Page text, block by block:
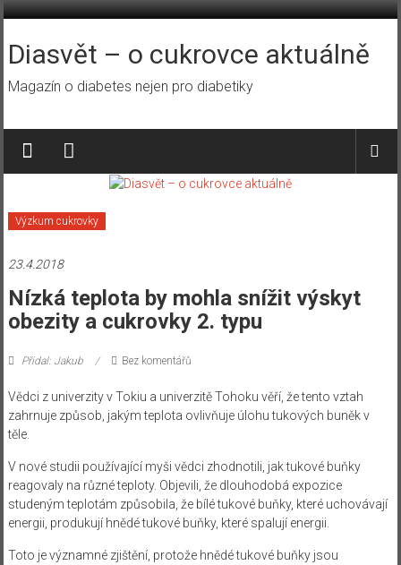
Přeskočit
obsah
Diasvět – o cukrovce aktuálně
Magazín o diabetes nejen pro diabetiky
Výzkum cukrovky
23.4.2018
Nízká teplota by mohla snížit výskyt
obezity a cukrovky 2. typu
Přidal: Jakub Bez komentářů
Vědci z univerzity v Tokiu a univerzitě Tohoku věří, že tento vztah
zahrnuje způsob, jakým teplota ovlivňuje úlohu tukových buněk v
těle.
V nové studii používající myši vědci zhodnotili, jak tukové buňky
reagovaly na různé teploty. Objevili, že dlouhodobá expozice
studeným teplotám způsobila, že bílé tukové buňky, které uchovávají
energii, produkují hnědé tukové buňky, které spalují energii.
Toto je významné zjištění, protože hnědé tukové buňky jsou